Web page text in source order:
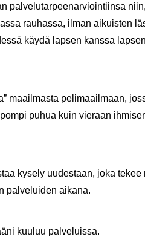
pal­ve­lu­tar­pee­nar­vioin­tiin­sa
rau­has­sa, ilman ai­kuis­ten
käydä lap­sen kans­sa
maa­il­mas­ta pe­li­maa­il­maan,
puhua kuin vie­raan
ky­se­ly uu­des­taan, joka tekee
pal­ve­lui­den ai­ka­na.
kuu­luu pal­ve­luis­sa.